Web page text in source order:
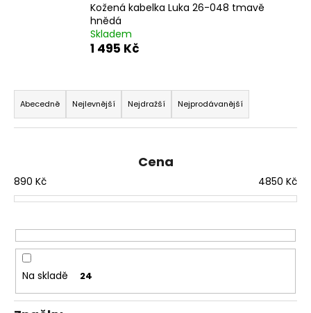
Kožená kabelka Luka 26-048 tmavě
hnědá
Skladem
1 495 Kč
Ř
a
z
í
p
o
d
u
k
t
Abecedně Nejlevnější Nejdražší Nejprodávanější
Cena
890 Kč 4850 Kč
Na skladě 24
HLEDAT
D
o
p
u
č
u
e
m